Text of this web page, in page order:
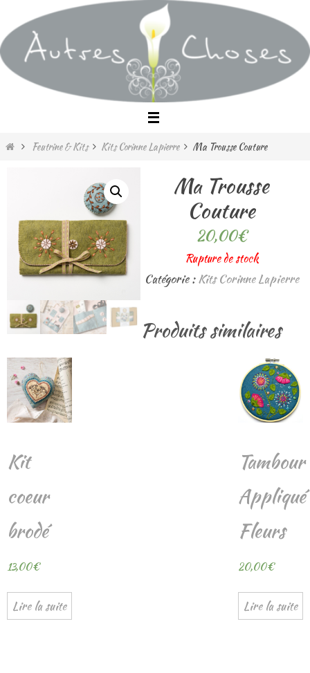
vers
le
contenu
HomeFeutrine & Kits Kits Corinne Lapierre Ma Trousse Couture
Ma Trousse
Couture
20,00€
Rupture de stock
Catégorie :Kits Corinne Lapierre
Produits similaires
Kit
coeur
brodé
13,00€
Lire la suite
Tambour
Appliqué
Fleurs
20,00€
Lire la suite